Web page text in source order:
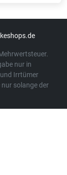
nur in
Irrtümer
solange der